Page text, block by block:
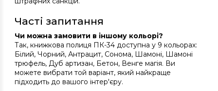
Часті запитання
Чи можна замовити в іншому кольорі?
Так, книжкова полиця ПК-34 доступна у 9 кольорах:
Білий, Чорний, Антрацит, Сонома, Шамоні, Шамоні
трюфель, Дуб артизан, Бетон, Венге магія. Ви
можете вибрати той варіант, який найкраще
підходить до вашого інтер'єру.